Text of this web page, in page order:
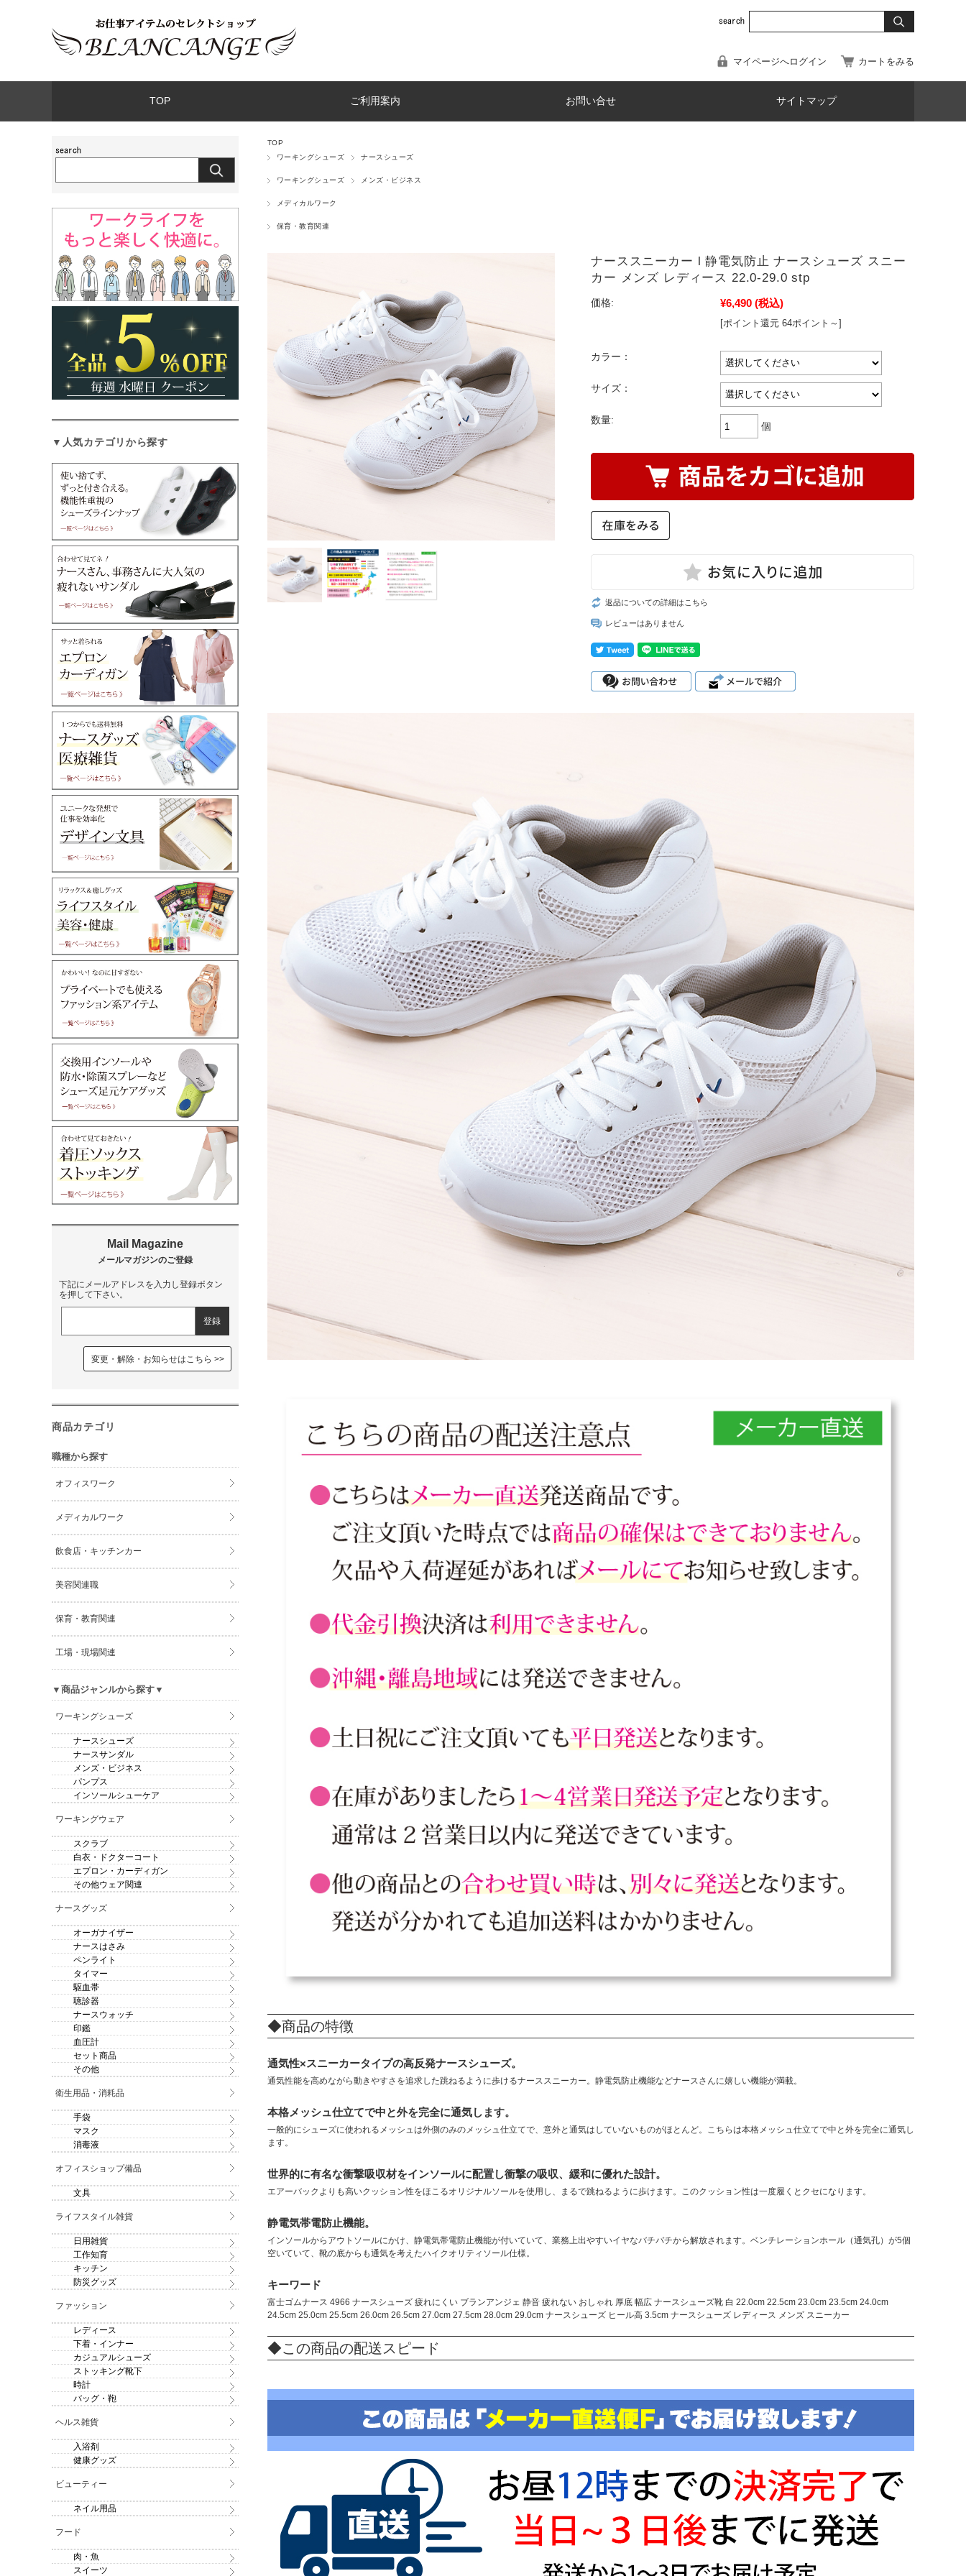
マイページへログイン カートをみる
TOP ご利用案内 お問い合せ サイトマップ
TOP
ワーキングシューズ
ナースシューズ
ワーキングシューズ メンズ・ビジネス
メディカルワーク
保育・教育関連
ナーススニーカー l 静電気防止 ナースシューズ スニー
カー メンズ レディース 22.0-29.0 stp
価格: ¥6,490 (税込)
[ポイント還元 64ポイント～]
カラー：
サイズ：
数量:
個
返品についての詳細はこちら
レビューはありません
◆商品の特徴
通気性×スニーカータイプの高反発ナースシューズ。
通気性能を高めながら動きやすさを追求した跳ねるように歩けるナーススニーカー。静電気防止機能などナースさんに嬉しい機能が満載。
本格メッシュ仕立てで中と外を完全に通気します。
一般的にシューズに使われるメッシュは外側のみのメッシュ仕立てで、意外と通気はしていないものがほとんど。こちらは本格メッシュ仕立てで中と外を完全に通気し
ます。
世界的に有名な衝撃吸収材をインソールに配置し衝撃の吸収、緩和に優れた設計。
エアーバックよりも高いクッション性をほこるオリジナルソールを使用し、まるで跳ねるように歩けます。このクッション性は一度履くとクセになります。
静電気帯電防止機能。
インソールからアウトソールにかけ、静電気帯電防止機能が付いていて、業務上出やすいイヤなバチバチから解放されます。ベンチレーションホール（通気孔）が5個
空いていて、靴の底からも通気を考えたハイクオリティソール仕様。
キーワード
富士ゴムナース 4966 ナースシューズ 疲れにくい ブランアンジェ 静音 疲れない おしゃれ 厚底 幅広 ナースシューズ靴 白 22.0cm 22.5cm 23.0cm 23.5cm 24.0cm
24.5cm 25.0cm 25.5cm 26.0cm 26.5cm 27.0cm 27.5cm 28.0cm 29.0cm ナースシューズ ヒール高 3.5cm ナースシューズ レディース メンズ スニーカー
◆この商品の配送スピード
▼人気カテゴリから探す
下記にメールアドレスを入力し登録ボタン
を押して下さい。
変更・解除・お知らせはこちら
商品カテゴリ
職種から探す
オフィスワーク
メディカルワーク
飲食店・キッチンカー
美容関連職
保育・教育関連
工場・現場関連
▼商品ジャンルから探す▼
ワーキングシューズ
ナースシューズ
ナースサンダル
メンズ・ビジネス
パンプス
インソールシューケア
ワーキングウェア
スクラブ
白衣・ドクターコート
エプロン・カーディガン
その他ウェア関連
ナースグッズ
オーガナイザー
ナースはさみ
ペンライト
タイマー
駆血帯
聴診器
ナースウォッチ
印鑑
血圧計
セット商品
その他
衛生用品・消耗品
手袋
マスク
消毒液
オフィスショップ備品
文具
ライフスタイル雑貨
日用雑貨
工作知育
キッチン
防災グッズ
ファッション
レディース
下着・インナー
カジュアルシューズ
ストッキング靴下
時計
バッグ・鞄
ヘルス雑貨
入浴剤
健康グッズ
ビューティー
ネイル用品
フード
肉・魚
スイーツ